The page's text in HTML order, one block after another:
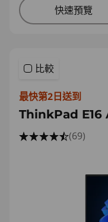
快速預覽
比較
最快第2日送到
ThinkPad E16
(69)